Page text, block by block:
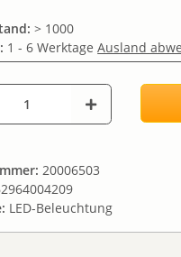
> 1000
1 - 6 WerktageAusland
20006503
LED-Beleuchtung